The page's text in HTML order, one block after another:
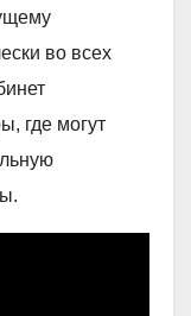
во всех
где могут